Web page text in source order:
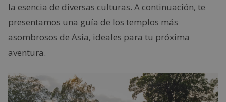
la esencia de diversas culturas. A continuación, te
presentamos una guía de los templos más
asombrosos de Asia, ideales para tu próxima
aventura.